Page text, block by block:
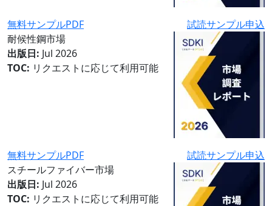
無料サンプルPDF
試読サンプル申込
耐候性鋼市場
出版日: Jul 2026
TOC: リクエストに応じて利用可能
無料サンプルPDF
試読サンプル申込
スチールファイバー市場
出版日: Jul 2026
TOC: リクエストに応じて利用可能